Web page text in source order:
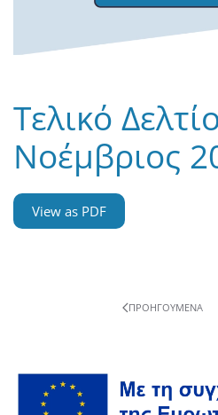
Τελικό
Νοέμβριος
View as PDF
ΠΡΟΗΓΟΎΜΕΝΑ